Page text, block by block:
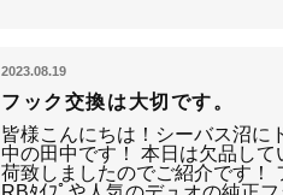
2023.08.19
フック交換は大切です。
皆様こんにちは！シーバス沼に
中の田中です！ 本日は欠品して
荷致しましたのでご紹介です！